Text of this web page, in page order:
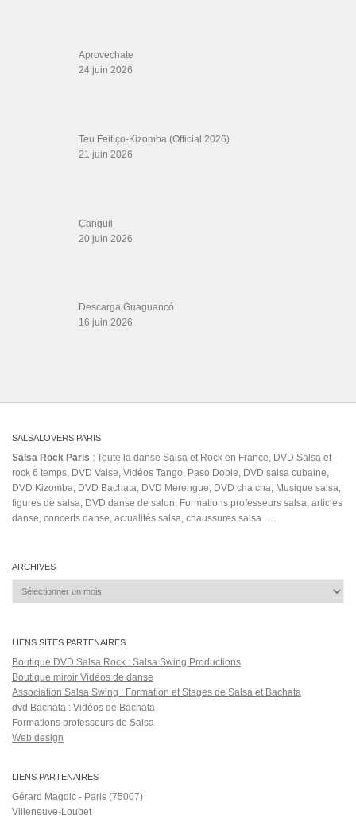
Aprovechate
24 juin 2026
Teu Feitiço-Kizomba (Official 2026)
21 juin 2026
Canguil
20 juin 2026
Descarga Guaguancó
16 juin 2026
SALSALOVERS PARIS
Salsa Rock Paris : Toute la danse Salsa et Rock en France, DVD Salsa et
rock 6 temps, DVD Valse, Vidéos Tango, Paso Doble, DVD salsa cubaine,
DVD Kizomba, DVD Bachata, DVD Merengue, DVD cha cha, Musique salsa,
figures de salsa, DVD danse de salon, Formations professeurs salsa, articles
danse, concerts danse, actualités salsa, chaussures salsa ….
ARCHIVES
Archives
LIENS SITES PARTENAIRES
Boutique DVD Salsa Rock : Salsa Swing Productions
Boutique miroir Vidéos de danse
Association Salsa Swing : Formation et Stages de Salsa et Bachata
dvd Bachata : Vidéos de Bachata
Formations professeurs de Salsa
Web design
LIENS PARTENAIRES
Gérard Magdic - Paris (75007)
Villeneuve-Loubet